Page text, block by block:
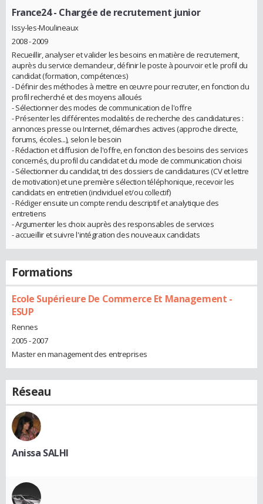
France24- Chargée de recrutement junior
Issy-les-Moulineaux
2008 - 2009
Recueillir, analyser et valider les besoins en matière de recrutement,
auprès du service demandeur, définir le poste à pourvoir et le profil du
candidat (formation, compétences)
- Définir des méthodes à mettre en œuvre pour recruter, en fonction du
profil recherché et des moyens alloués
- Sélectionner des modes de communication de l'offre
- Présenter les différentes modalités de recherche des candidatures :
annonces presse ou Internet, démarches actives (approche directe,
forums, écoles...), selon le besoin
- Rédaction et diffusion de l'offre, en fonction des besoins des services
concernés, du profil du candidat et du mode de communication choisi
- Sélectionner du candidat, tri des dossiers de candidatures (CV et lettre
de motivation) et une première sélection téléphonique, recevoir les
candidats en entretien (individuel et/ou collectif)
- Rédiger ensuite un compte rendu descriptif et analytique des
entretiens
- Argumenter les choix auprès des responsables de services
- accueillir et suivre l'intégration des nouveaux candidats
Formations
Ecole Supérieure De Commerce Et Management -
ESUP
Rennes
2005 - 2007
Master en management des entreprises
Réseau
Anissa SALHI